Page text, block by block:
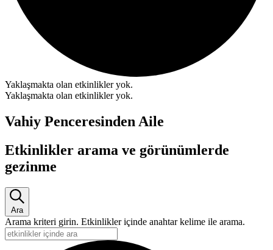
Yaklaşmakta olan etkinlikler yok.
Yaklaşmakta olan etkinlikler yok.
Vahiy Penceresinden Aile
Etkinlikler arama ve görünümlerde
gezinme
Ara
Arama kriteri girin. Etkinlikler içinde anahtar kelime ile arama.